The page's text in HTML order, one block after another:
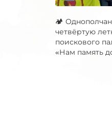
🏕
четвёртую
поискового
«Нам память